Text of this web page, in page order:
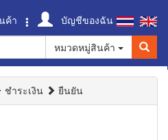
ค้า
บัญชีของฉัน
หมวดหมู่สินค้า
ชำระเงิน ยืนยัน